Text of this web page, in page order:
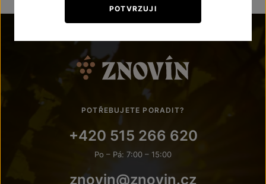
POTŘEBUJETE PORADIT?
+420 515 266 620
Po – Pá: 7:00 – 15:00
znovin@znovin.cz
POTVRZUJI